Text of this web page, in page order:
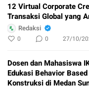
12 Virtual Corporate
Transaksi Global yang
Redaksi
0 0 27/10/
Dosen dan Mahasiswa
Edukasi Behavior
Konstruksi di Medan